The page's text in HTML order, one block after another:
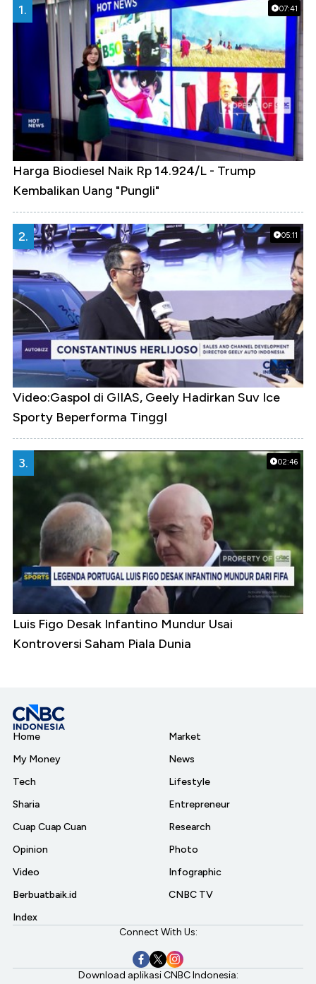
07:41
1.
Harga Biodiesel Naik Rp 14.924/L - Trump
Kembalikan Uang "Pungli"
05:11
2.
Video:Gaspol di GIIAS, Geely Hadirkan Suv Ice
Sporty Beperforma TinggI
02:46
3.
Luis Figo Desak Infantino Mundur Usai
Kontroversi Saham Piala Dunia
Home
My Money
Tech
Sharia
Cuap Cuap Cuan
Opinion
Video
Berbuatbaik.id
Index
Market
News
Lifestyle
Entrepreneur
Research
Photo
Infographic
CNBC TV
Connect With Us:
Download aplikasi CNBC Indonesia: